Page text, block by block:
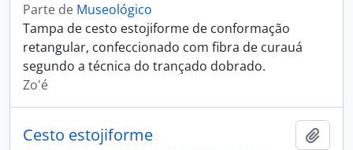
Parte de Museológico
Tampa de cesto estojiforme de conformação
retangular, confeccionado com fibra de curauá
segundo a técnica do trançado dobrado.
Zo'é
Cesto estojiforme